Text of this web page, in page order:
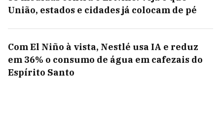
União, estados e cidades já colocam de pé
Com El Niño à vista, Nestlé usa IA e reduz
em 36% o consumo de água em cafezais do
Espírito Santo